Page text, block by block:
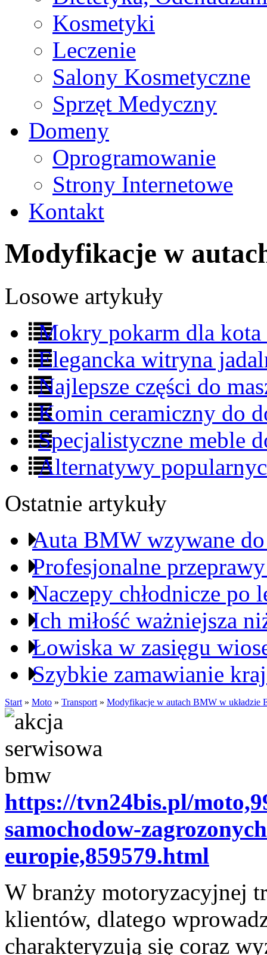
Kosmetyki
Leczenie
Salony Kosmetyczne
Sprzęt Medyczny
Domeny
Oprogramowanie
Strony Internetowe
Kontakt
Modyfikacje w
Losowe artykuły
Mokry pokarm dla kota
Elegancka witryna
Najlepsze części do
Komin ceramiczny do
Specjalistyczne meble
Alternatywy
Ostatnie artykuły
Auta BMW wzywane
Profesjonalne
Naczepy chłodnicze po
Ich miłość ważniejsza
Łowiska w zasięgu
Szybkie zamawianie
Start » Moto » Transport » Modyfikacje w autach BMW w układzie
https://tvn24bis.pl/
samochodow-
europie,859579.html
W branży motoryzacyjnej
klientów, dlatego
charakteryzują się coraz